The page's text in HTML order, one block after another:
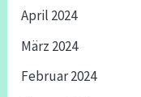
April 2024
März 2024
Februar 2024